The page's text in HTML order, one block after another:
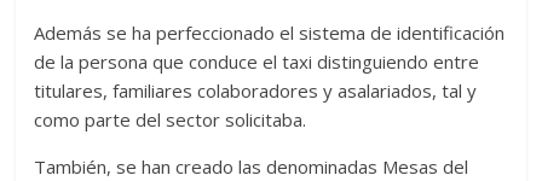
Además se ha perfeccionado el sistema de identificación
de la persona que conduce el taxi distinguiendo entre
titulares, familiares colaboradores y asalariados, tal y
como parte del sector solicitaba.
También, se han creado las denominadas Mesas del